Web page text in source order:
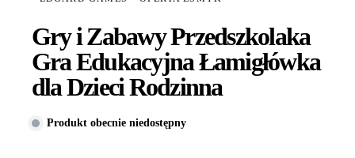
Gry i Zabawy Przedszkolaka
Gra Edukacyjna Łamigłówka
dla Dzieci Rodzinna
Produkt obecnie niedostępny